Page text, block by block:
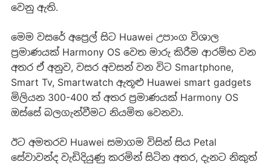
වෙනු ඇති.
මෙම වසරේ අප්‍රෙල් සිට Huawei උපාංග විශාල
ප්‍රමාණයක් Harmony OS වෙත මාරු කිරීම ආරම්භ වන
අතර ඒ අනුව, වසර අවසන් වන විට Smartphone,
Smart Tv, Smartwatch ඇතූළු Huawei smart gadgets
මිලියන 300-400 ත් අතර ප්‍රමාණයක් Harmony OS
ඔස්සේ බලගැන්වීමට නියමිත වෙනවා.
ඊට අමතරව Huawei සමාගම විසින් සිය Petal
සේවාවන්ද වැඩිදියුණු කරමින් සිටින අතර, දැනට නිකුත්